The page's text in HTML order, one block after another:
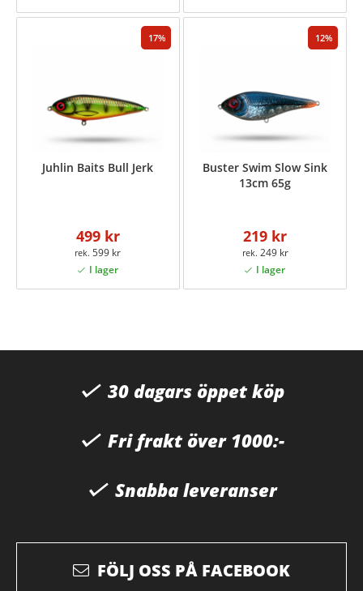
17
Juhlin Baits Bull Jerk
499 kr
599 kr
12
Buster Swim Slow Sink
13cm 65g
219 kr
249 kr
30 dagars öppet köp
Fri frakt över 1000:-
Snabba leveranser
FÖLJ OSS PÅ FACEBOOK